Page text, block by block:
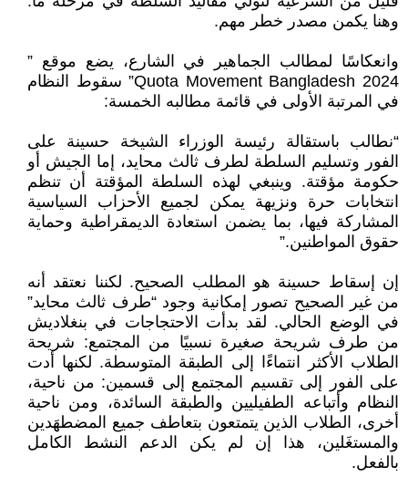
وهنا يكمن مصدر خطر مهم.
وانعكاسًا لمطالب الجماهير في الشارع، يضع موقع ”
Quota Movement Bangladesh 2024” سقوط النظام
في المرتبة الأولى في قائمة مطالبه الخمسة:
“نطالب باستقالة رئيسة الوزراء الشيخة حسينة على
الفور وتسليم السلطة لطرف ثالث محايد، إما الجيش أو
حكومة مؤقتة. وينبغي لهذه السلطة المؤقتة أن تنظم
انتخابات حرة ونزيهة يمكن لجميع الأحزاب السياسية
المشاركة فيها، بما يضمن استعادة الديمقراطية وحماية
حقوق المواطنين.”
إن إسقاط حسينة هو المطلب الصحيح. لكننا نعتقد أنه
من غير الصحيح تصور إمكانية وجود “طرف ثالث محايد”
في الوضع الحالي. لقد بدأت الاحتجاجات في بنغلاديش
من طرف شريحة صغيرة نسبيًا من المجتمع: شريحة
الطلاب الأكثر انتماءًا إلى الطبقة المتوسطة. لكنها أدت
على الفور إلى تقسيم المجتمع إلى قسمين: من ناحية،
النظام وأتباعه الطفيليين والطبقة السائدة، ومن ناحية
أخرى، الطلاب الذين يتمتعون بتعاطف جميع المضطهَدين
والمستغَلين، هذا إن لم يكن الدعم النشط الكامل
بالفعل.